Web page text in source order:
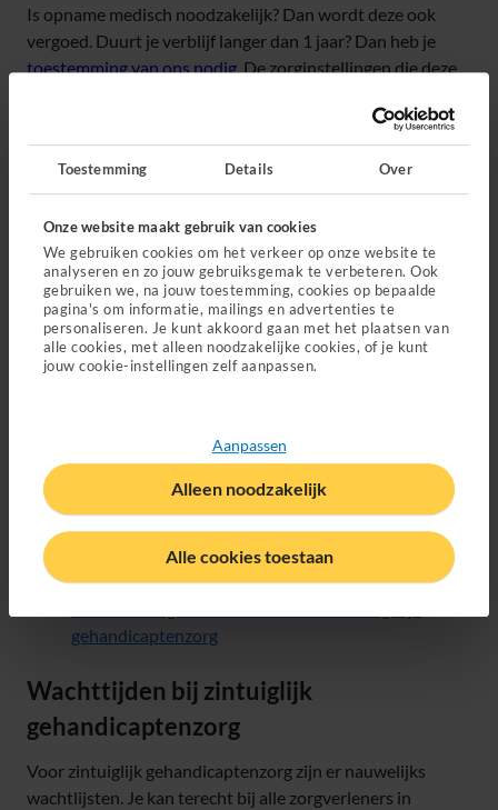
Toestemming Details Over
Onze website maakt gebruik van cookies
We gebruiken cookies om het verkeer op onze website te
analyseren en zo jouw gebruiksgemak te verbeteren. Ook
gebruiken we, na jouw toestemming, cookies op bepaalde
pagina's om informatie, mailings en advertenties te
personaliseren. Je kunt akkoord gaan met het plaatsen van
alle cookies, met alleen noodzakelijke cookies, of je kunt
jouw cookie-instellingen zelf aanpassen.
Alle cookies toestaan
Aanpassen
Alleen noodzakelijk
Is opname medisch noodzakelijk? Dan wordt deze ook
vergoed. Duurt je verblijf langer dan 1 jaar? Dan heb je
toestemming van ons nodig . De zorginstellingen die deze
aanmerking komt en wanneer toestemming nodig is.
Reiskosten
Ga je of je kind voor behandeling naar een instelling?
Mogelijk kom je in aanmerking voor ziekenvervoer. Je hebt
hiervoor eentoestemming van ons nodig.
Je krijgt de behandeling van een zintuiglijke beperking
vergoed als je naar een zorgverlener met een contract voor
je behandeling gaat. Ga je naar een zorgverlener zonder
contract? Dan krijg je niet alles vergoed
Waar kan je terecht?
Je kunt terecht bij een zorgverlener met een contract voor
zorg voor zintuiglijk beperkten:
Vind een zorgverlener voor auditief zintuigelijk
gehandicaptenzorg
gehandicaptenzorg
Wachttijden bij zintuiglijk
gehandicaptenzorg
Voor zintuiglijk gehandicaptenzorg zijn er nauwelijks
wachtlijsten. Je kan terecht bij alle zorgverleners in